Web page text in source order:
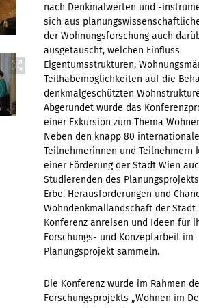
nach Denkmalwerten und -
sich aus
der Wohnungsforschung auch
ausgetauscht, welchen Einfluss
Eigentumsstrukturen,
Teilhabemöglichkeiten auf die
denkmalgeschützten
Abgerundet wurde das
einer Exkursion zum Thema
Neben den knapp 80
Teilnehmerinnen und Teilnehmern
einer Förderung der Stadt Wien
Studierenden des
Erbe. Herausforderungen und
Wohndenkmallandschaft der Stadt
Konferenz anreisen und Ideen für
Forschungs- und Konzeptarbeit im
Planungsprojekt sammeln.
Die Konferenz wurde im Rahmen
Forschungsprojekts „Wohnen im